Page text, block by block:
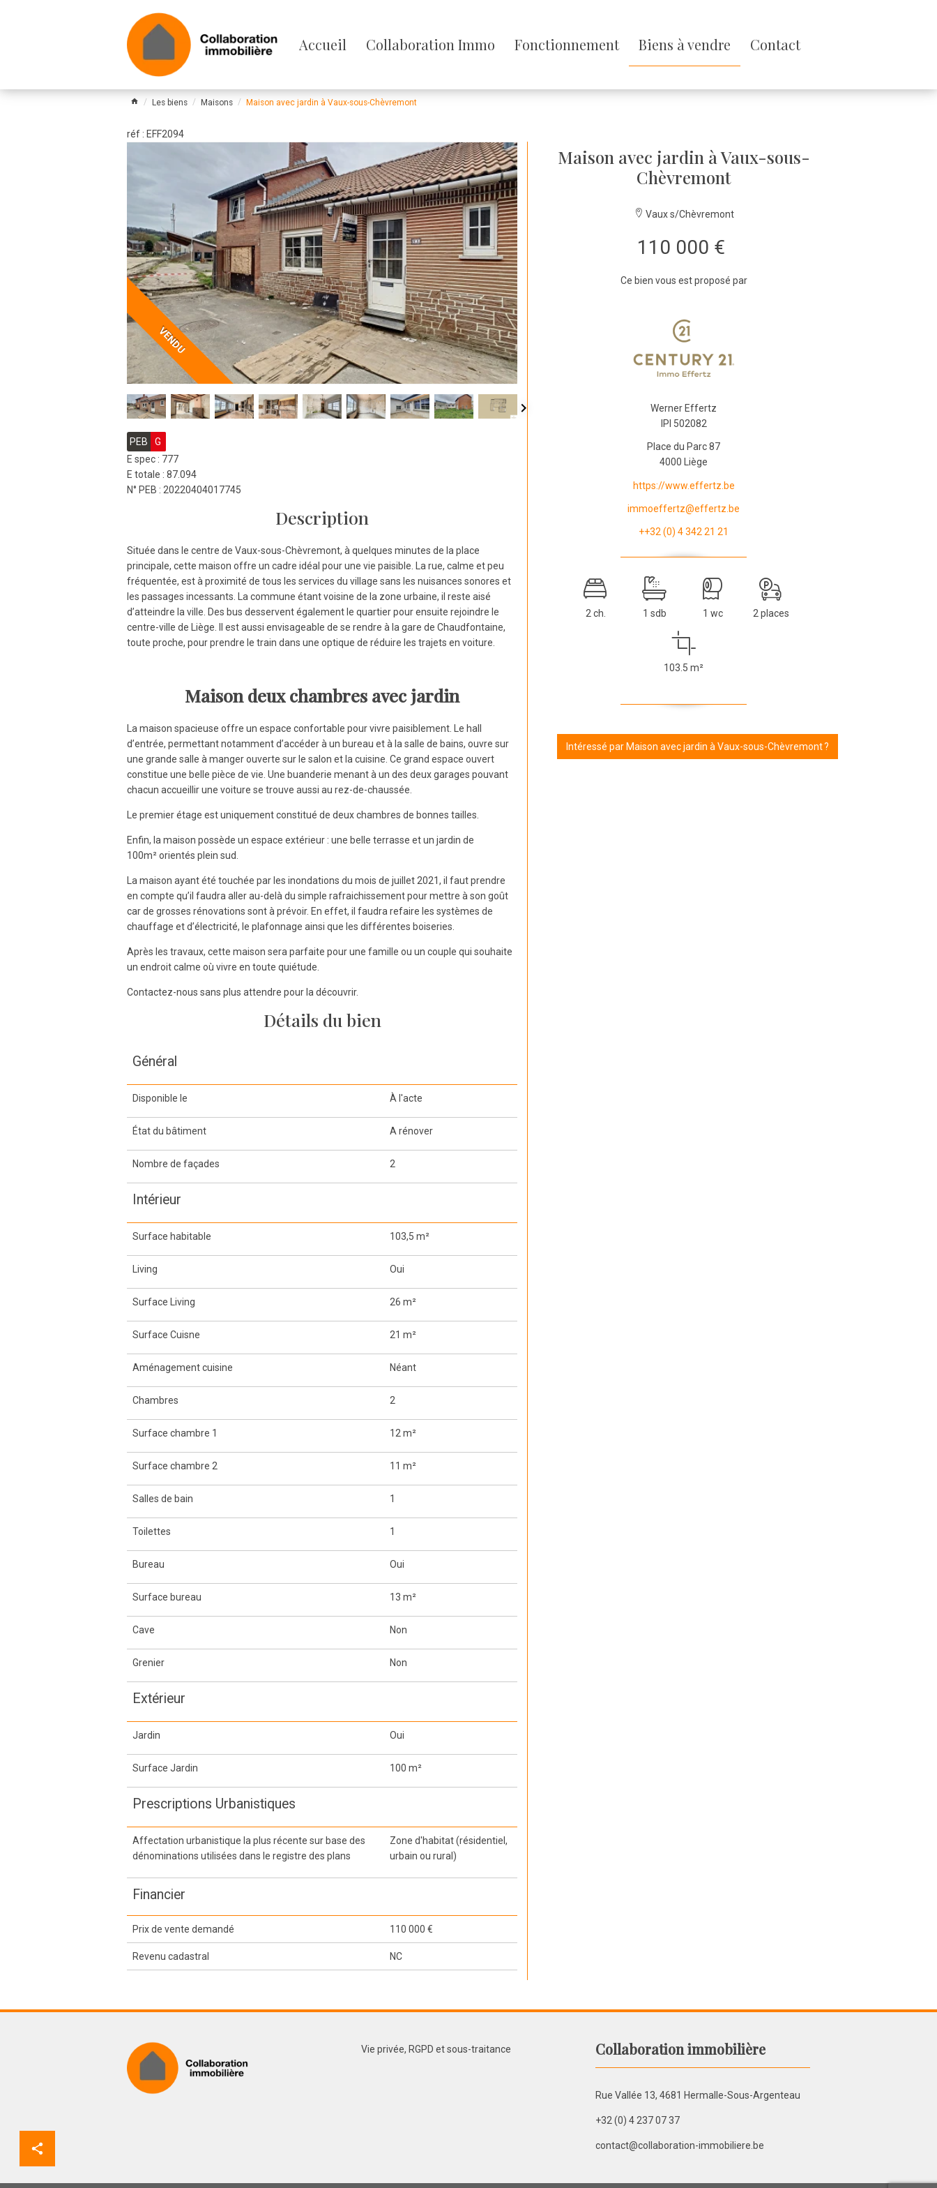
Passer
menu
Accueil Collaboration Immo Fonctionnement Biens à vendre Contact
Les biens Maisons Maison avec jardin à Vaux-sous-Chèvremont
réf : EFF2094
VENDU
PEB
G
E spec : 777
E totale : 87.094
N° PEB : 20220404017745
Description
Située dans le centre de Vaux-sous-Chèvremont, à quelques minutes de la place
principale, cette maison offre un cadre idéal pour une vie paisible. La rue, calme et peu
fréquentée, est à proximité de tous les services du village sans les nuisances sonores et
les passages incessants. La commune étant voisine de la zone urbaine, il reste aisé
d’atteindre la ville. Des bus desservent également le quartier pour ensuite rejoindre le
centre-ville de Liège. Il est aussi envisageable de se rendre à la gare de Chaudfontaine,
toute proche, pour prendre le train dans une optique de réduire les trajets en voiture.
Maison deux chambres avec jardin
La maison spacieuse offre un espace confortable pour vivre paisiblement. Le hall
d’entrée, permettant notamment d’accéder à un bureau et à la salle de bains, ouvre sur
une grande salle à manger ouverte sur le salon et la cuisine. Ce grand espace ouvert
constitue une belle pièce de vie. Une buanderie menant à un des deux garages pouvant
chacun accueillir une voiture se trouve aussi au rez-de-chaussée.
Le premier étage est uniquement constitué de deux chambres de bonnes tailles.
Enfin, la maison possède un espace extérieur : une belle terrasse et un jardin de
100m²orientés plein sud.
La maison ayant été touchée par les inondations du mois de juillet 2021, il faut prendre
en compte qu’il faudra aller au-delà du simple rafraichissement pour mettre à son goût
car de grosses rénovations sont à prévoir. En effet, il faudra refaire les systèmes de
chauffage et d’électricité, le plafonnage ainsi que les différentes boiseries.
Après les travaux, cette maison sera parfaite pour une famille ou un couple qui souhaite
un endroit calme où vivre en toute quiétude.
Contactez-nous sans plus attendre pour la découvrir.
Détails du bien
Général
Disponible le À l'acte
État du bâtiment A rénover
Nombre de façades 2
Intérieur
Surface habitable 103,5 m²
Living Oui
Surface Living 26 m²
Surface Cuisne 21 m²
Aménagement cuisine Néant
Chambres 2
Surface chambre 1 12 m²
Surface chambre 2 11 m²
Salles de bain 1
Toilettes 1
Bureau Oui
Surface bureau 13 m²
Cave Non
Grenier Non
Extérieur
Jardin Oui
Surface Jardin 100 m²
Prescriptions Urbanistiques
Affectation urbanistique la plus récente sur base des
dénominations utilisées dans le registre des plans
Zone d'habitat (résidentiel,
urbain ou rural)
Financier
Prix de vente demandé 110 000 €
Revenu cadastral NC
Maison avec jardin à Vaux-sous-
Chèvremont
Vaux s/Chèvremont
110 000 €
Ce bien vous est proposé par
Werner Effertz
IPI 502082
Place du Parc 87
4000 Liège
https://www.effertz.be
immoeffertz@effertz.be
++32 (0) 4 342 21 21
2 ch. 1 sdb 1 wc 2 places
103.5 m²
Intéressé par Maison avec jardin à Vaux-sous-Chèvremont ?
Vie privée, RGPD et sous-traitance Collaboration immobilière
Rue Vallée 13, 4681 Hermalle-Sous-Argenteau
+32 (0) 4 237 07 37
contact@collaboration-immobiliere.be
Partager